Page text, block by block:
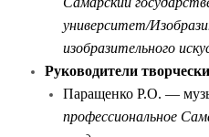
университет/
изобразительного
Руководители
Паращенко Р.О. —
профессиональное